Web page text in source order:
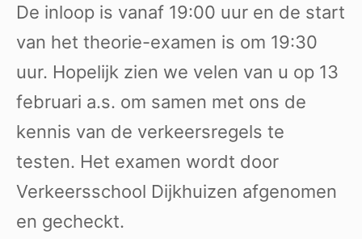
De inloop is vanaf 19:00 uur en de start
van het theorie-examen is om 19:30
uur. Hopelijk zien we velen van u op 13
februari a.s. om samen met ons de
kennis van de verkeersregels te
testen. Het examen wordt door
Verkeersschool Dijkhuizen afgenomen
en gecheckt.